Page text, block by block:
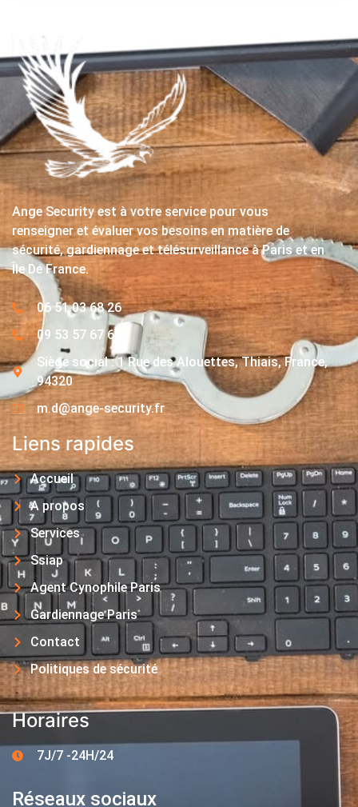
Ange Security est à votre service pour vous
renseigner et évaluer vos besoins en matière de
sécurité, gardiennage et télésurveillance à Paris et en
Île De France.
06 51 03 68 26
09 53 57 67 63
Siège social : 1 Rue des Alouettes, Thiais, France,
94320
m.d@ange-security.fr
Liens rapides
Accueil
A propos
Services
Ssiap
Agent Cynophile Paris
Gardiennage Paris
Contact
Politiques de sécurité
Horaires
7J/7 -24H/24
Réseaux sociaux